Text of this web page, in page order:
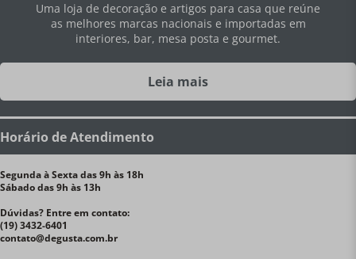
Uma loja de decoração e artigos para casa que reúne
as melhores marcas nacionais e importadas em
interiores, bar, mesa posta e gourmet.
Leia mais
Horário de Atendimento
Segunda à Sexta das 9h às 18h
Sábado das 9h às 13h
Dúvidas? Entre em contato:
(19) 3432-6401
contato@degusta.com.br